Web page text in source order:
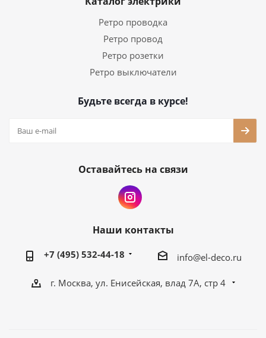
Ретро проводка
Ретро провод
Ретро розетки
Ретро выключатели
Будьте всегда в курсе!
Оставайтесь на связи
Наши контакты
+7 (495) 532-44-18 info@el-deco.ru
г. Москва, ул. Енисейская, влад 7А, стр 4